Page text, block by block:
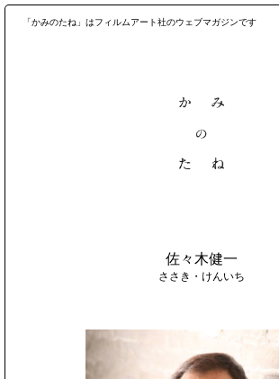
「かみのたね」はフィルムアート社のウェブマガジンです
佐々木健一
ささき・けんいち